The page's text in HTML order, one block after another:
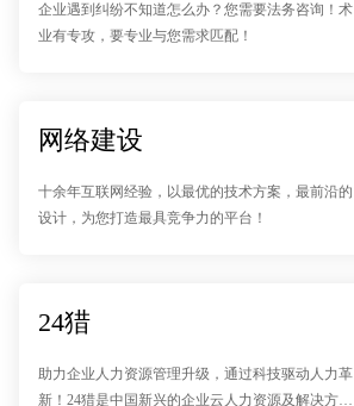
企业遇到纠纷不知道怎么办？您需要法务咨询！术
业有专攻，要专业与您需求匹配！
网络建设
十余年互联网经验，以最优的技术方案，最前沿的
设计，为您打造最具竞争力的平台！
24猎
助力企业人力资源管理升级，通过科技驱动人力革
新！24猎是中国新兴的企业云人力资源及解决方案